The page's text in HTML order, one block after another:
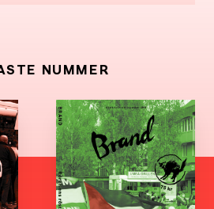
NUMMER